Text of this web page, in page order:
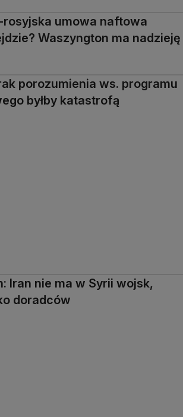
rosyjska umowa naftowa
Waszyngton ma nadzieję
porozumienia ws. programu
byłby katastrofą
Iran nie ma w Syrii wojsk,
doradców